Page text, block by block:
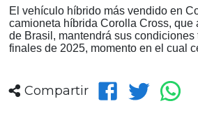
El vehículo híbrido más vendido en
camioneta híbrida Corolla Cross, que
de Brasil, mantendrá sus condiciones
finales de 2025, momento en el cual
Compartir